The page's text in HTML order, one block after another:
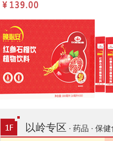
以岭专区 · 药品 · 保